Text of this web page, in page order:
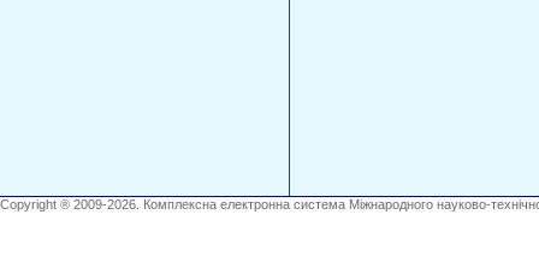
Copyright ® 2009-2026. Комплексна електронна система Міжнародного науково-